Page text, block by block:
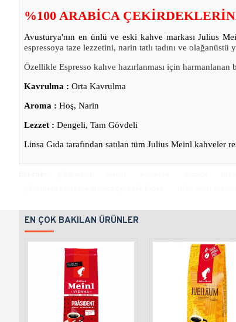
%100 ARABICA
Avusturya'nın en ünlü ve eski kahve markası Julius
espressoya taze lezzetini, narin tatlı tadını ve olağanüstü
Özellikle Espresso kahve hazırlanması için
Kavrulma : Orta Kavrulma
Aroma : Hoş, Narin
Lezzet : Dengeli, Tam Gövdeli
Linsa Gıda tarafından satılan tüm Julius Meinl
EN ÇOK BAKILAN ÜRÜNLER